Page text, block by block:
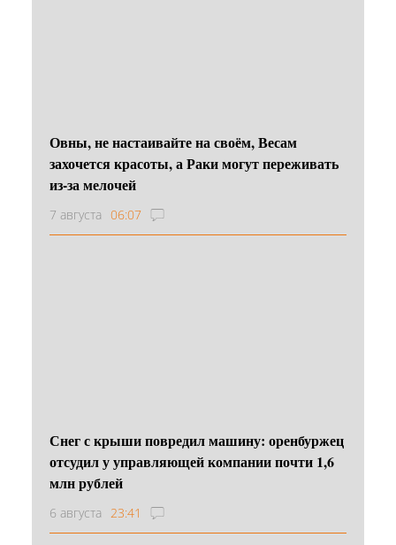
Овны, не настаивайте на своём, Весам
захочется красоты, а Раки могут переживать
из-за мелочей
7 августа 06:07
Снег с крыши повредил машину: оренбуржец
отсудил у управляющей компании почти 1,6
млн рублей
6 августа 23:41